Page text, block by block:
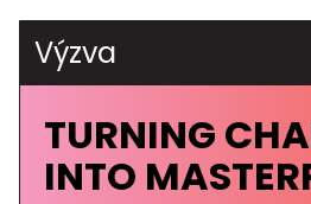
Výzva
TURNING
INTO